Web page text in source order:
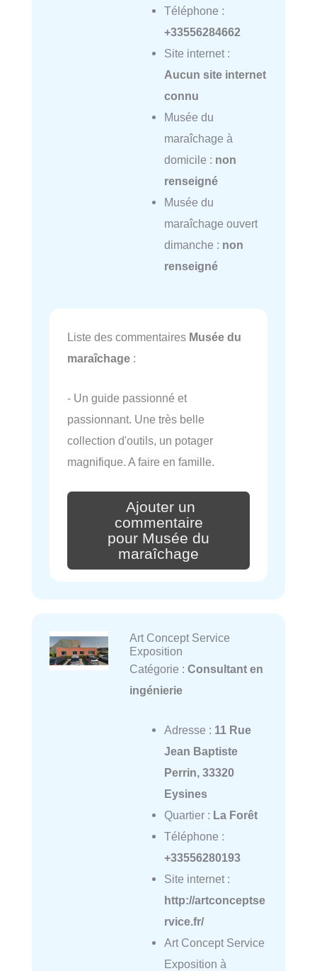
Téléphone :
+33556284662
Site internet :
Aucun site internet
connu
Musée du
maraîchage à
domicile : non
renseigné
Musée du
maraîchage ouvert
dimanche : non
renseigné
Liste des commentaires Musée du
maraîchage :
- Un guide passionné et
passionnant. Une très belle
collection d'outils, un potager
magnifique. A faire en famille.
Ajouter un
commentaire
pour Musée du
maraîchage
Art Concept Service
Exposition
Catégorie : Consultant en
ingénierie
Adresse : 11 Rue
Jean Baptiste
Perrin, 33320
Eysines
Quartier : La Forêt
Téléphone :
+33556280193
Site internet :
http://artconceptse
rvice.fr/
Art Concept Service
Exposition à